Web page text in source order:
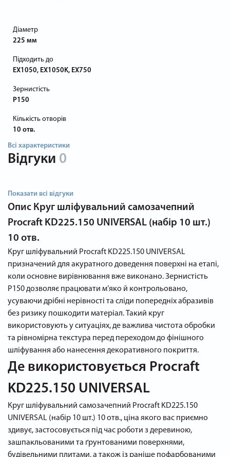
Діаметр
225 мм
Підходить до
EX1050, EX1050K, EX750
Зернистість
P150
Кількість отворів
10 отв.
Всі характеристики
Відгуки 0
Показати всі відгуки
Опис Круг шліфувальний самозачепний
Procraft KD225.150 UNIVERSAL (набір 10 шт.)
10 отв.
Круг шліфувальний Procraft KD225.150 UNIVERSAL
призначений для акуратного доведення поверхні на етапі,
коли основне вирівнювання вже виконано. Зернистість
P150 дозволяє працювати м’яко й контрольовано,
усуваючи дрібні нерівності та сліди попередніх абразивів
без ризику пошкодити матеріал. Такий круг
використовують у ситуаціях, де важлива чистота обробки
та рівномірна текстура перед переходом до фінішного
шліфування або нанесення декоративного покриття.
Де використовується Procraft
KD225.150 UNIVERSAL
Круг шліфувальний самозачепний Procraft KD225.150
UNIVERSAL (набір 10 шт.) 10 отв., ціна якого вас приємно
здивує, застосовується під час роботи з деревиною,
зашпакльованими та ґрунтованими поверхнями,
будівельними плитами, а також із раніше пофарбованими